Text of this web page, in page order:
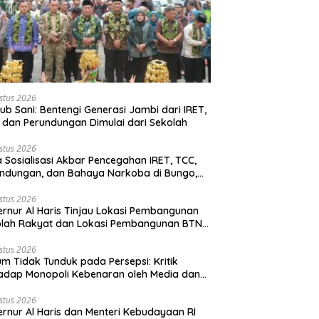
2026
Sani: Bentengi Generasi Jambi dari IRET,
dan Perundungan Dimulai dari Sekolah
2026
Sosialisasi Akbar Pencegahan IRET, TCC,
dan Bahaya Narkoba di Bungo,
60% masa depan sudah ada di
2026
Al Haris Tinjau Lokasi Pembangunan
Rakyat dan Lokasi Pembangunan BTN
2026
Tidak Tunduk pada Persepsi: Kritik
Monopoli Kebenaran oleh Media dan
2026
Al Haris dan Menteri Kebudayaan RI